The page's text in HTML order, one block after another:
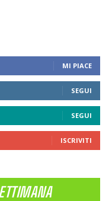
MI PIACE
SEGUI
SEGUI
ISCRIVITI